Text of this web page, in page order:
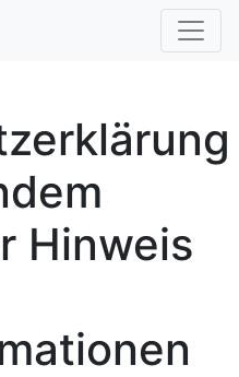
Hinweis